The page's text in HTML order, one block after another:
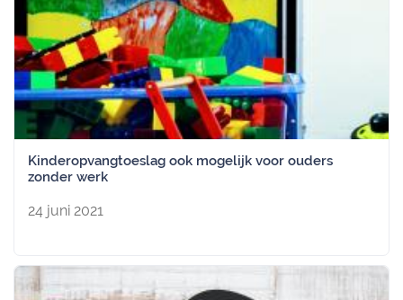
Kinderopvangtoeslag ook mogelijk voor ouders
zonder werk
24 juni 2021